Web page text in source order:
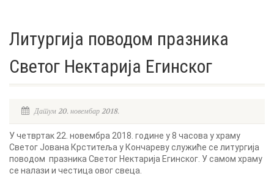
Литургија поводом празника
Светог Нектарија Егинског
Датум 20. новембар 2018.
У четвртак 22. новембра 2018. године у 8 часова у храму
Светог Јована Крститеља у Кончареву служиће се литургија
поводом празника Светог Нектарија Егинског. У самом храму
се налази и честица овог свеца.